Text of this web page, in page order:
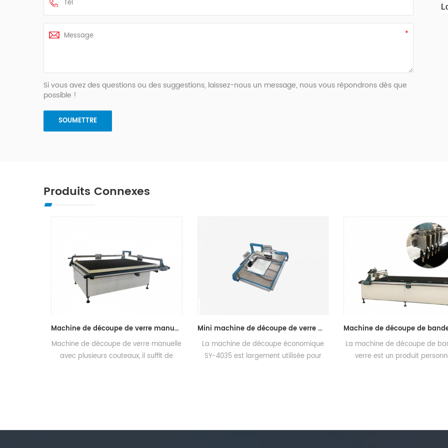
Si vous avez des questions ou des suggestions, laissez-nous un message, nous vous répondrons dès que
possible !
Produits Connexes
Machine de découpe de verre manuelle
Machine de découpe de verre manuelle
avec plusieurs couteaux, il suffit de
Mini machine de découpe de verre manuelle
La machine de découpe économique
SY-4035 est largement utilisée pour
coupe.
Machine de découpe de bandes de verre
La machine de découpe de bandes de
verre est un produit personnalisé,
coupe semi-automatique, qui est plus